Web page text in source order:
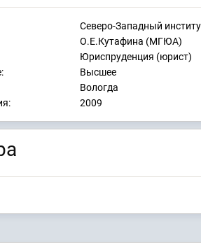
Северо-Западный
О.Е.Кутафина (МГЮА)
Юриспруденция (юрист)
Высшее
Вологда
2009